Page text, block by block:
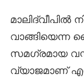
മാലിദ്വീപിൽ
വാങ്ങിയെന്ന
സമഗ്രമായ
വ്യാജമാണ്